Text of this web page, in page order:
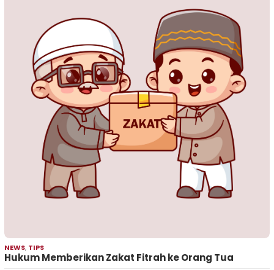
NEWS, TIPS
Hukum Memberikan Zakat Fitrah ke Orang Tua